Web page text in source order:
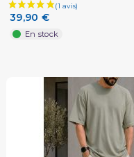
39,90 €
En stock